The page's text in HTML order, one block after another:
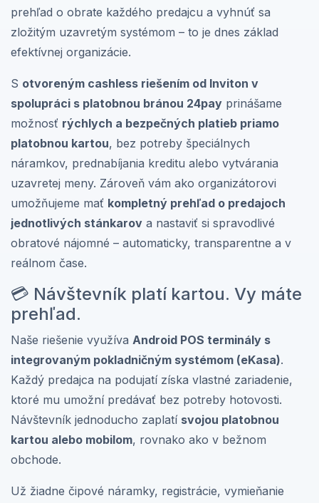
prehľad o obrate každého predajcu a vyhnúť sa
zložitým uzavretým systémom – to je dnes základ
efektívnej organizácie.
S otvoreným cashless riešením od Inviton v
spolupráci s platobnou bránou 24pay prinášame
možnosť rýchlych a bezpečných platieb priamo
platobnou kartou, bez potreby špeciálnych
náramkov, prednabíjania kreditu alebo vytvárania
uzavretej meny. Zároveň vám ako organizátorovi
umožňujeme mať kompletný prehľad o predajoch
jednotlivých stánkarov a nastaviť si spravodlivé
obratové nájomné – automaticky, transparentne a v
reálnom čase.
💳 Návštevník platí kartou. Vy máte
prehľad.
Naše riešenie využíva Android POS terminály s
integrovaným pokladničným systémom (eKasa).
Každý predajca na podujatí získa vlastné zariadenie,
ktoré mu umožní predávať bez potreby hotovosti.
Návštevník jednoducho zaplatí svojou platobnou
kartou alebo mobilom, rovnako ako v bežnom
obchode.
Už žiadne čipové náramky, registrácie, vymieňanie